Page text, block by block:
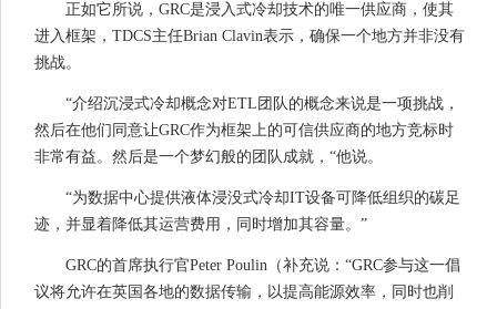
正如它所说，GRC是浸入式冷却技术的唯一供应商，使其
进入框架，TDCS主任Brian Clavin表示，确保一个地方并非没有
挑战。
“介绍沉浸式冷却概念对ETL团队的概念来说是一项挑战，
然后在他们同意让GRC作为框架上的可信供应商的地方竞标时
非常有益。然后是一个梦幻般的团队成就，“他说。
“为数据中心提供液体浸没式冷却IT设备可降低组织的碳足
迹，并显着降低其运营费用，同时增加其容量。”
GRC的首席执行官Peter Poulin（补充说：“GRC参与这一倡
议将允许在英国各地的数据传输，以提高能源效率，同时也削